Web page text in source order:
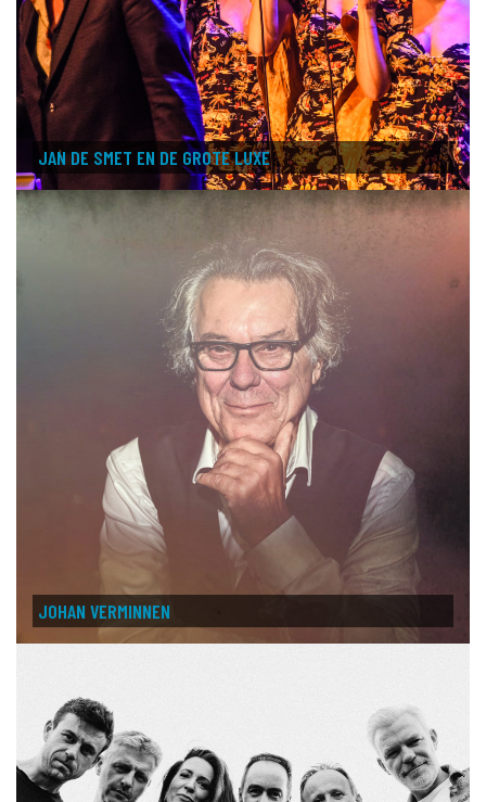
JAN DE SMET EN DE GROTE LUXE
JOHAN VERMINNEN